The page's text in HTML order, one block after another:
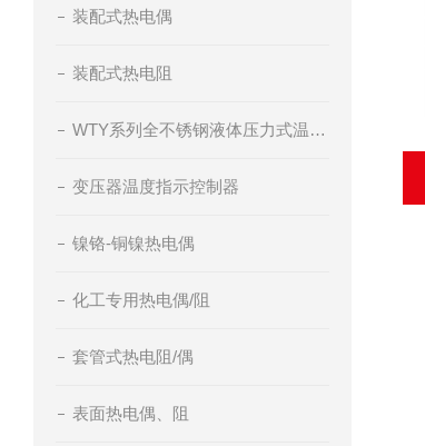
装配式热电偶
装配式热电阻
WTY系列全不锈钢液体压力式温度计
变压器温度指示控制器
镍铬-铜镍热电偶
化工专用热电偶/阻
套管式热电阻/偶
表面热电偶、阻